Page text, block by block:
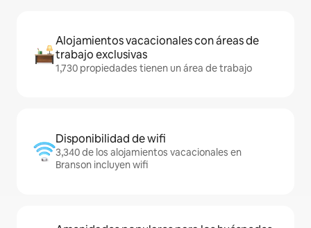
Alojamientos vacacionales con áreas de
trabajo exclusivas
1,730 propiedades tienen un área de trabajo
Disponibilidad de wifi
3,340 de los alojamientos vacacionales en
Branson incluyen wifi